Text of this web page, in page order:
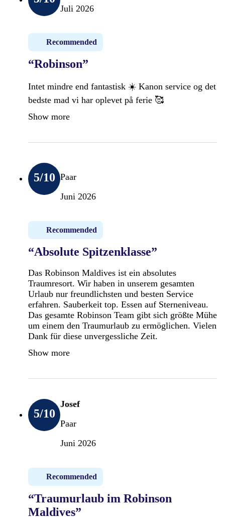
Juli 2026
Recommended
“Robinson”
Intet mindre end fantastisk ☀️ Kanon service og det
bedste mad vi har oplevet på ferie 🥰
Show more
5/10 Paar
Juni 2026
Recommended
“Absolute Spitzenklasse”
Das Robinson Maldives ist ein absolutes
Traumresort. Wir haben in unserem gesamten
Urlaub nur freundlichsten und besten Service
erfahren. Sauberkeit top. Essen auf Sterneniveau.
Das gesamte Robinson Team gibt sich größte Mühe
um einem den Traumurlaub zu ermöglichen. Vielen
Dank für diese unvergessliche Zeit.
Show more
5/10
Josef
Paar
Juni 2026
Recommended
“Traumurlaub im Robinson
Maldives”